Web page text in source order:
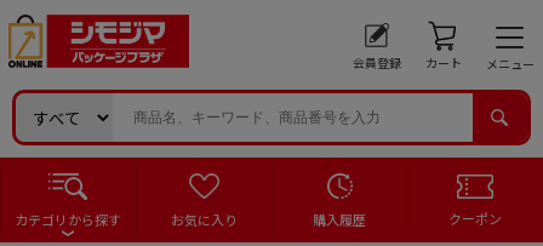
会員登録 カート メニュー
カテゴリから探す お気に入り 購入履歴 クーポン